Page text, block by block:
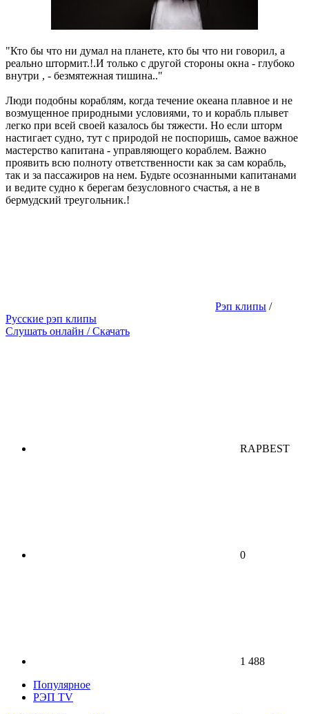
"Кто бы что ни думал на планете, кто бы что ни говорил, а
реально штормит.!.И только с другой стороны окна - глубоко
внутри , - безмятежная тишина.."
Люди подобны кораблям, когда течение океана плавное и не
возмущенное природными условиями, то и корабль плывет
легко при всей своей казалось бы тяжести. Но если шторм
настигает судно, тут с природой не поспоришь, самое важное
мастерство капитана - управляющего кораблем. Важно
проявить всю полноту ответственности как за сам корабль,
так и за пассажиров на нем. Будьте осознанными капитанами
и ведите судно к берегам безусловного счастья, а не в
бермудский треугольник.!
Рэп клипы /
Русские рэп клипы
Слушать онлайн / Скачать
RAPBEST
0
1 488
Популярное
РЭП TV